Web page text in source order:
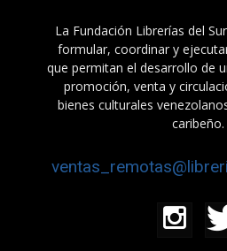
La Fundación Librerías del
formular, coordinar y
que permitan el desarrollo de
promoción, venta y
bienes culturales
caribeño.